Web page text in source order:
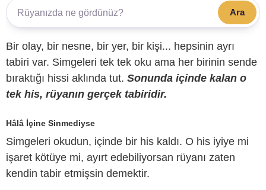
Ara
Bir olay, bir nesne, bir yer, bir kişi... hepsinin ayrı
tabiri var. Simgeleri tek tek oku ama her birinin sende
bıraktığı hissi aklında tut. Sonunda içinde kalan o
tek his, rüyanın gerçek tabiridir.
Hâlâ İçine Sinmediyse
Simgeleri okudun, içinde bir his kaldı. O his iyiye mi
işaret kötüye mi, ayırt edebiliyorsan rüyanı zaten
kendin tabir etmişsin demektir.